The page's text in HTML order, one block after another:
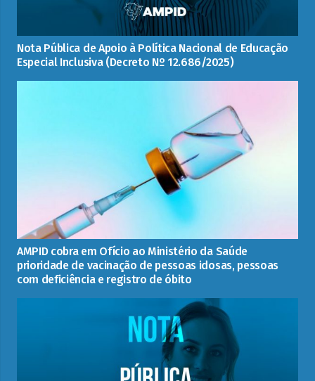
Nota Pública de Apoio à Política Nacional de Educação
Especial Inclusiva (Decreto Nº 12.686/2025)
AMPID cobra em Ofício ao Ministério da Saúde
prioridade de vacinação de pessoas idosas, pessoas
com deficiência e registro de óbito